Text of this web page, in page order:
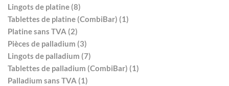
Lingots de platine (8)
Tablettes de platine (CombiBar) (1)
Platine sans TVA (2)
Pièces de palladium (3)
Lingots de palladium (7)
Tablettes de palladium (CombiBar) (1)
Palladium sans TVA (1)